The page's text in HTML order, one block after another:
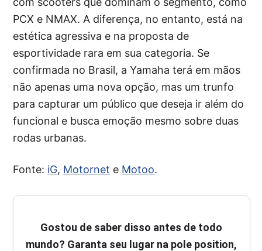
PCX e NMAX. A diferença, no entanto, está na
estética agressiva e na proposta de
esportividade rara em sua categoria. Se
confirmada no Brasil, a Yamaha terá em mãos
não apenas uma nova opção, mas um trunfo
para capturar um público que deseja ir além do
funcional e busca emoção mesmo sobre duas
rodas urbanas.
Fonte: iG, Motornet e Motoo.
Gostou de saber disso antes de todo
mundo? Garanta seu lugar na pole position,